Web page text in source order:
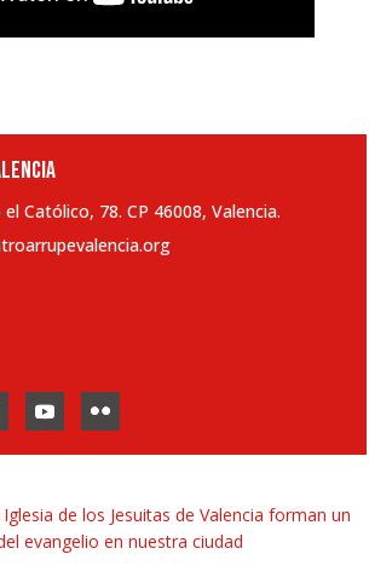
Católico, 78. CP 46008, Valencia.
de los Jesuitas de Valencia forman un
evangelio en nuestra ciudad